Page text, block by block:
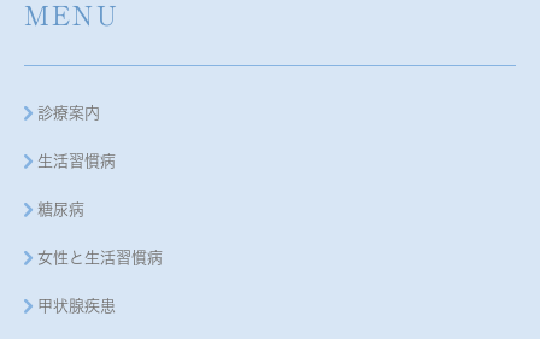
MENU
診療案内
生活習慣病
糖尿病
女性と生活習慣病
甲状腺疾患